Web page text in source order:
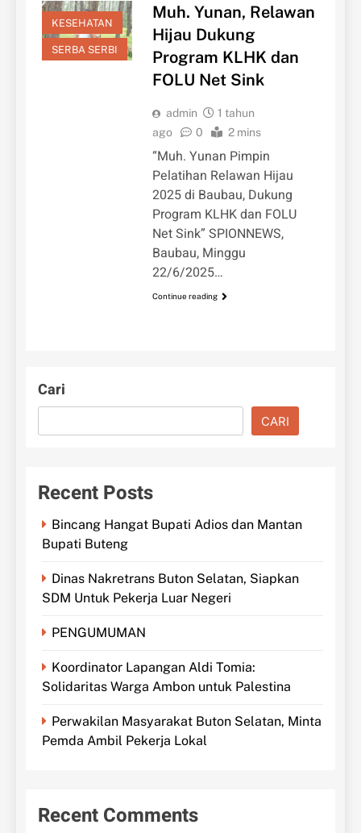
KESEHATAN
SERBA SERBI
Muh. Yunan, Relawan
Hijau Dukung
Program KLHK dan
FOLU Net Sink
admin
1 tahun
ago
0 2 mins
“Muh. Yunan Pimpin
Pelatihan Relawan Hijau
2025 di Baubau, Dukung
Program KLHK dan FOLU
Net Sink” SPIONNEWS,
Baubau, Minggu
22/6/2025…
Continue reading
Cari
CARI
Recent Posts
Bincang Hangat Bupati Adios dan Mantan
Bupati Buteng
Dinas Nakretrans Buton Selatan, Siapkan
SDM Untuk Pekerja Luar Negeri
PENGUMUMAN
Koordinator Lapangan Aldi Tomia:
Solidaritas Warga Ambon untuk Palestina
Perwakilan Masyarakat Buton Selatan, Minta
Pemda Ambil Pekerja Lokal
Recent Comments